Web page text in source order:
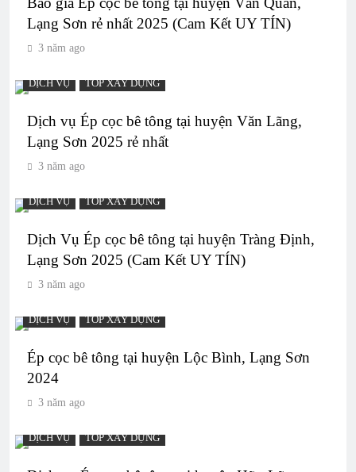
Lạng Sơn rẻ nhất 2025 (Cam Kết UY TÍN)
3 năm ago
DỊCH VỤ TOP XÂY DỰNG
Dịch vụ Ép cọc bê tông tại huyện Văn Lãng,
Lạng Sơn 2025 rẻ nhất
3 năm ago
DỊCH VỤ TOP XÂY DỰNG
Dịch Vụ Ép cọc bê tông tại huyện Tràng Định,
Lạng Sơn 2025 (Cam Kết UY TÍN)
3 năm ago
DỊCH VỤ TOP XÂY DỰNG
Ép cọc bê tông tại huyện Lộc Bình, Lạng Sơn
2024
3 năm ago
DỊCH VỤ TOP XÂY DỰNG